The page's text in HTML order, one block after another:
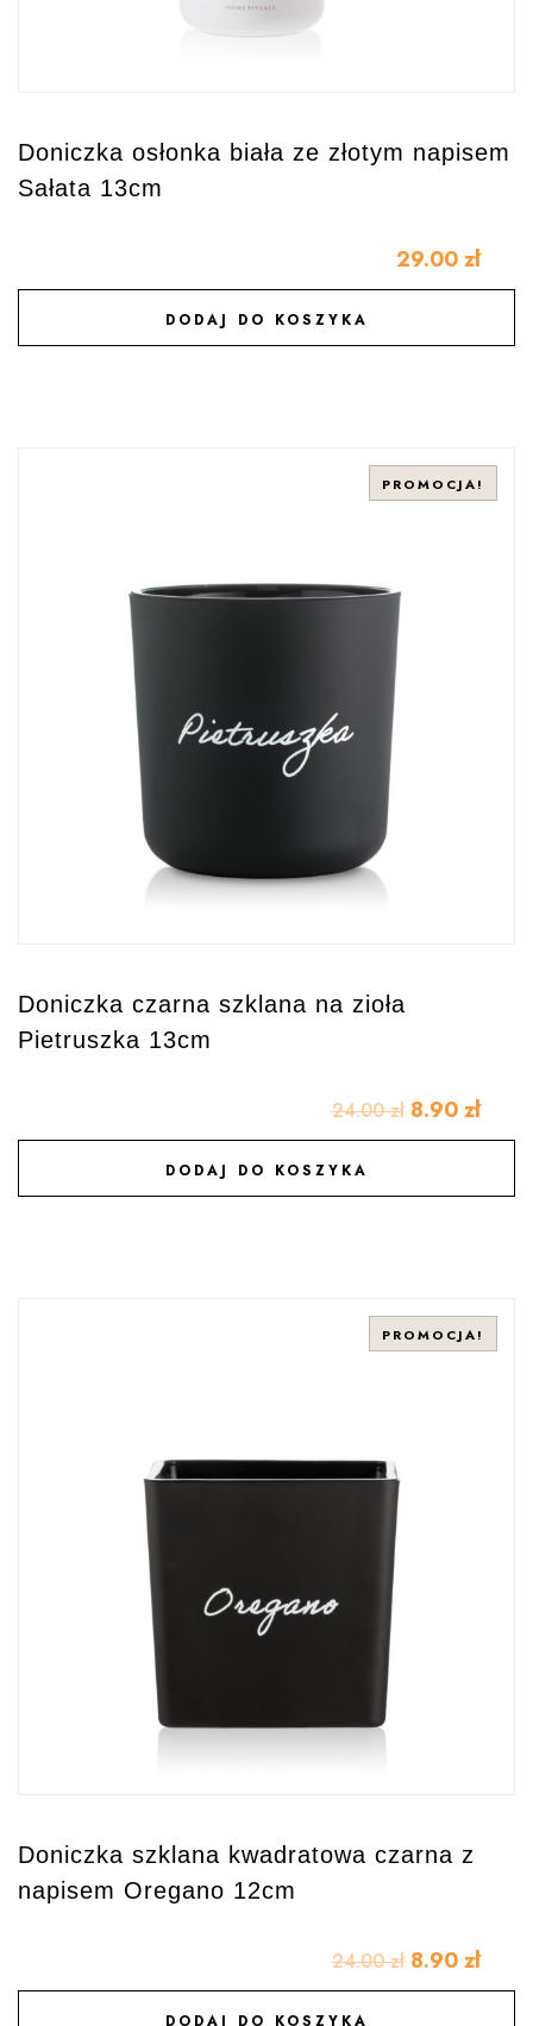
Doniczka osłonka biała ze złotym napisem
Sałata 13cm
29.00 zł
DODAJ DO KOSZYKA
DODAJ DO ULUBIONYCH
PROMOCJA!
Doniczka czarna szklana na zioła
Pietruszka 13cm
24.00zł 8.90 zł
DODAJ DO KOSZYKA
DODAJ DO ULUBIONYCH
PROMOCJA!
Doniczka szklana kwadratowa czarna z
napisem Oregano 12cm
24.00zł 8.90 zł
DODAJ DO KOSZYKA